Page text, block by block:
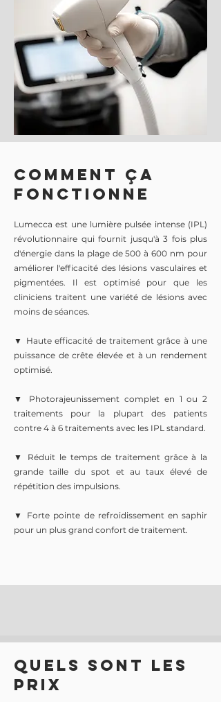
COMMENT ÇA
fonctionne
Lumecca est une lumière pulsée intense (IPL)
révolutionnaire qui fournit jusqu'à 3 fois plus
d'énergie dans la plage de 500 à 600 nm pour
améliorer l'efficacité des lésions vasculaires et
pigmentées. Il est optimisé pour que les
cliniciens traitent une variété de lésions avec
moins de séances.
▼ Haute efficacité de traitement grâce à une
puissance de crête élevée et à un rendement
optimisé.
▼ Photorajeunissement complet en 1 ou 2
traitements pour la plupart des patients
contre 4 à 6 traitements avec les IPL standard.
▼ Réduit le temps de traitement grâce à la
grande taille du spot et au taux élevé de
répétition des impulsions.
▼ Forte pointe de refroidissement en saphir
pour un plus grand confort de traitement.
QUELS SONT LES
PRIX